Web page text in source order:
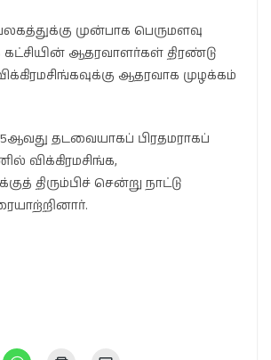
முன்பாக பெருமளவு
கட்சியின் ஆதரவாளர்கள் திரண்டு
ஆதரவாக முழக்கம்
தடவையாகப் பிரதமராகப்
விக்கிரமசிங்க,
திரும்பிச் சென்று நாட்டு